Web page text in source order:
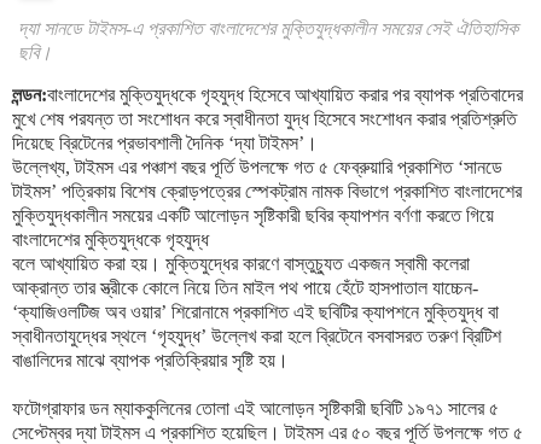
দ্যা সানডে টাইমস-এ প্রকাশিত বাংলাদেশের মুক্তিযুদ্ধকালীন সময়ের সেই ঐতিহাসিক
ছবি।
লন্ডন:বাংলাদেশের মুক্তিযুদ্ধকে গৃহযুদ্ধ হিসেবে আখ্যায়িত করার পর ব্যাপক প্রতিবাদের
মুখে শেষ পরযন্ত তা সংশোধন করে স্বাধীনতা যুদ্ধ হিসেবে সংশোধন করার প্রতিশ্রুতি
দিয়েছে ব্রিটেনের প্রভাবশালী দৈনিক ‘দ্যা টাইমস’।
উল্লেখ্য, টাইমস এর পঞ্চাশ বছর পূর্তি উপলক্ষে গত ৫ ফেব্রুয়ারি প্রকাশিত ‘সানডে
টাইমস’ পত্রিকায় বিশেষ ক্রোড়পত্রের স্পেকট্রাম নামক বিভাগে প্রকাশিত বাংলাদেশের
মুক্তিযুদ্ধকালীন সময়ের একটি আলোড়ন সৃষ্টিকারী ছবির ক্যাপশন বর্ণণা করতে গিয়ে
বাংলাদেশের মুক্তিযুদ্ধকে গৃহযুদ্ধ
বলে আখ্যায়িত করা হয়। মুক্তিযুদ্ধের কারণে বাস্তুচ্যুত একজন স্বামী কলেরা
আক্রান্ত তার স্ত্রীকে কোলে নিয়ে তিন মাইল পথ পায়ে হেঁটে হাসপাতাল যাচ্চেন-
‘ক্যাজিওলটিজ অব ওয়ার’ শিরোনামে প্রকাশিত এই ছবিটির ক্যাপশনে মুক্তিযুদ্ধ বা
স্বাধীনতাযুদ্ধের স্থলে ‘গৃহযুদ্ধ’ উল্লেখ করা হলে ব্রিটেনে বসবাসরত তরুণ ব্রিটিশ
বাঙালিদের মাঝে ব্যাপক প্রতিক্রিয়ার সৃষ্টি হয়।
ফটোগ্রাফার ডন ম্যাককুলিনের তোলা এই আলোড়ন সৃষ্টিকারী ছবিটি ১৯৭১ সালের ৫
সেপ্টেম্বর দ্যা টাইমস এ প্রকাশিত হয়েছিল। টাইমস এর ৫০ বছর পূর্তি উপলক্ষে গত ৫